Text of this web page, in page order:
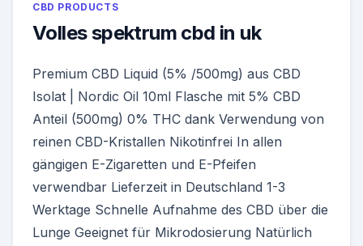
CBD PRODUCTS
Volles spektrum cbd in uk
Premium CBD Liquid (5% /500mg) aus CBD
Isolat | Nordic Oil 10ml Flasche mit 5% CBD
Anteil (500mg) 0% THC dank Verwendung von
reinen CBD-Kristallen Nikotinfrei In allen
gängigen E-Zigaretten und E-Pfeifen
verwendbar Lieferzeit in Deutschland 1-3
Werktage Schnelle Aufnahme des CBD über die
Lunge Geeignet für Mikrodosierung Natürlich